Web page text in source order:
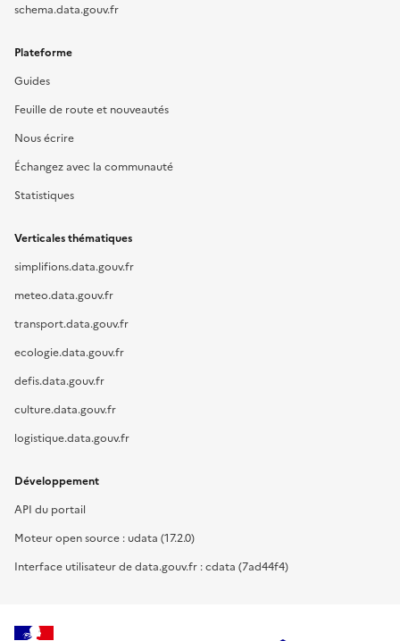
schema.data.gouv.fr
Plateforme
Guides
Feuille de route et nouveautés
Nous écrire
Échangez avec la communauté
Statistiques
Verticales thématiques
simplifions.data.gouv.fr
meteo.data.gouv.fr
transport.data.gouv.fr
ecologie.data.gouv.fr
defis.data.gouv.fr
culture.data.gouv.fr
logistique.data.gouv.fr
Développement
API du portail
Moteur open source : udata (17.2.0)
Interface utilisateur de data.gouv.fr : cdata (7ad44f4)